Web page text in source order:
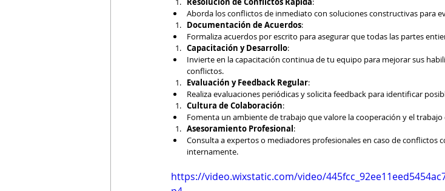
Aborda los conflictos de inmediato con soluciones constructivas para
Documentación de Acuerdos:
Formaliza acuerdos por escrito para asegurar que todas las partes
Capacitación y Desarrollo:
Invierte en la capacitación continua de tu equipo para mejorar sus
conflictos.
Evaluación y Feedback Regular:
Realiza evaluaciones periódicas y solicita feedback para identificar
Cultura de Colaboración:
Fomenta un ambiente de trabajo que valore la cooperación y el trabajo
Asesoramiento Profesional:
Consulta a expertos o mediadores profesionales en caso de conflictos
internamente.
https://video.wixstatic.com/video/